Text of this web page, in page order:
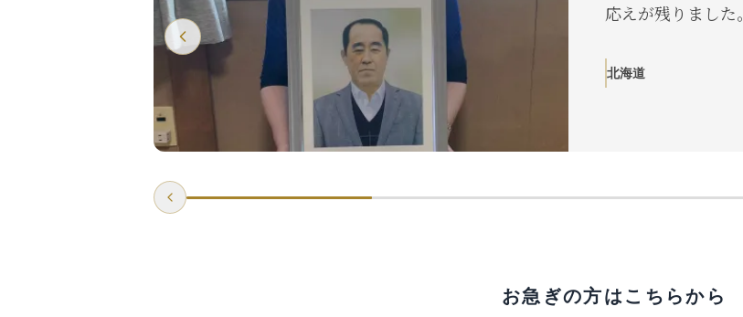
応えが残りました。
北海道
お急ぎの方はこちらから